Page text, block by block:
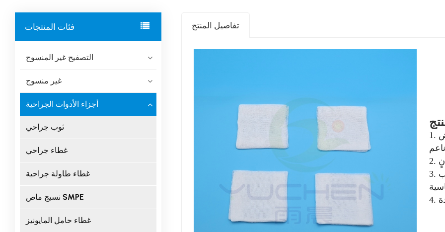
فئات المنتجات
التصفيح غير المنسوج
غير منسوج
أجزاء الأدوات الجراحية
ثوب جراحي
غطاء جراحي
غطاء طاولة جراحية
نسيج ماص SMPE
غطاء حامل المايونيز
تفاصيل المنتج
1. مصنوع من القطن أو الأقمشة غير المنسوجة، أبيض
3. لا مواد سامة، ولا مواد محفزة، ولا مواد تسبب